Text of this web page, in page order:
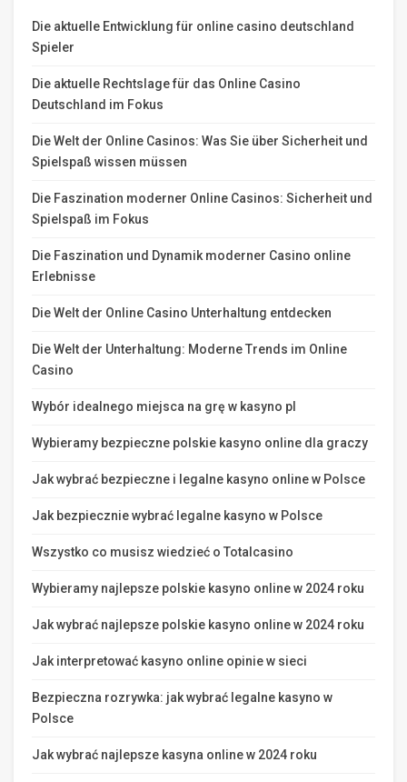
Die aktuelle Entwicklung für online casino deutschland
Spieler
Die aktuelle Rechtslage für das Online Casino
Deutschland im Fokus
Die Welt der Online Casinos: Was Sie über Sicherheit und
Spielspaß wissen müssen
Die Faszination moderner Online Casinos: Sicherheit und
Spielspaß im Fokus
Die Faszination und Dynamik moderner Casino online
Erlebnisse
Die Welt der Online Casino Unterhaltung entdecken
Die Welt der Unterhaltung: Moderne Trends im Online
Casino
Wybór idealnego miejsca na grę w kasyno pl
Wybieramy bezpieczne polskie kasyno online dla graczy
Jak wybrać bezpieczne i legalne kasyno online w Polsce
Jak bezpiecznie wybrać legalne kasyno w Polsce
Wszystko co musisz wiedzieć o Totalcasino
Wybieramy najlepsze polskie kasyno online w 2024 roku
Jak wybrać najlepsze polskie kasyno online w 2024 roku
Jak interpretować kasyno online opinie w sieci
Bezpieczna rozrywka: jak wybrać legalne kasyno w
Polsce
Jak wybrać najlepsze kasyna online w 2024 roku